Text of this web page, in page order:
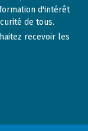
d'intérêt
de tous.
recevoir les